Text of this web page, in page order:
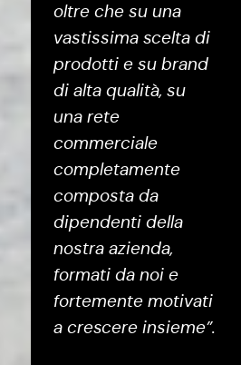
oltre che su una
vastissima scelta di
prodotti e su brand
di alta qualità, su
una rete
commerciale
completamente
composta da
dipendenti della
nostra azienda,
formati da noi e
fortemente motivati
a crescere insieme”.